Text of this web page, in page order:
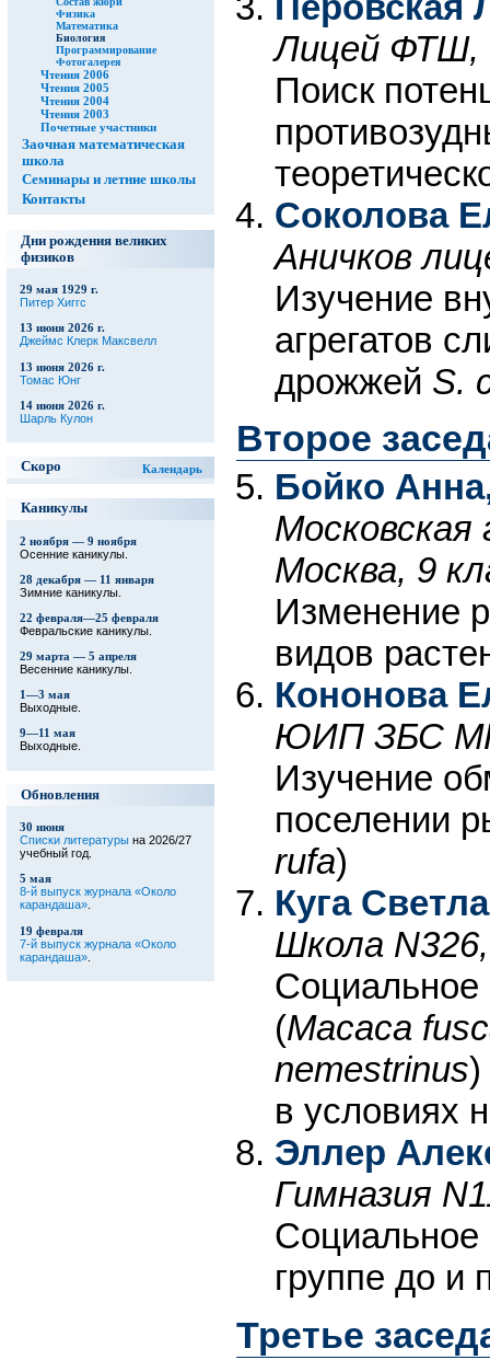
Физика
Математика
Биология
Программирование
Фотогалерея
Чтения 2006
Чтения 2005
Чтения 2004
Чтения 2003
Почетные участники
Заочная математическая
школа
Семинары и летние школы
Контакты
Дни рождения великих
физиков
29 мая 1929 г.
Питер Хиггс
13 июня 2026 г.
Джеймс Клерк Максвелл
13 июня 2026 г.
Томас Юнг
14 июня 2026 г.
Шарль Кулон
Скоро Календарь
Каникулы
2 ноября — 9 ноября
Осенние каникулы.
28 декабря — 11 января
Зимние каникулы.
22 февраля—25 февраля
Февральские каникулы.
29 марта — 5 апреля
Весенние каникулы.
1—3 мая
Выходные.
9—11 мая
Выходные.
Обновления
30 июня
Списки литературына 2026/27
учебный год.
5 мая
8-й выпуск журнала «Около
карандаша».
19 февраля
7-й выпуск журнала «Около
карандаша».
Лицей ФТШ,
Поиск
Соколова
Аничков
Изучение
агрегатов
дрожжей S.
Второе
Бойко
Московская
Москва, 9
Изменение
видов
Кононова
ЮИП ЗБС
Изучение
поселении
rufa)
Куга
Школа
Социальное
(Macaca
nemestrinus)
в условиях
Эллер
Гимназия
Социальное
группе до и
Третье